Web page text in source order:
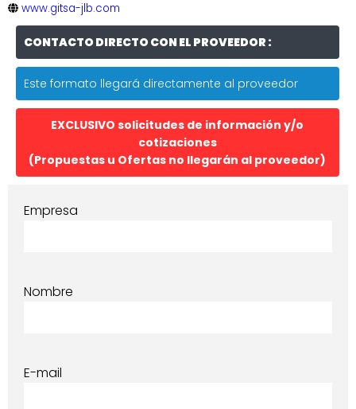
www.gitsa-jlb.com
CONTACTO DIRECTO CON EL PROVEEDOR :
Este formato llegará directamente al proveedor
EXCLUSIVO solicitudes de información y/o
cotizaciones
(Propuestas u Ofertas no llegarán al proveedor)
Empresa
Nombre
E-mail